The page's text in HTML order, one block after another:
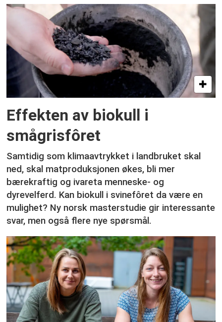
Effekten av biokull i
smågrisfôret
Samtidig som klimaavtrykket i landbruket skal
ned, skal matproduksjonen økes, bli mer
bærekraftig og ivareta menneske- og
dyrevelferd. Kan biokull i svinefôret da være en
mulighet? Ny norsk masterstudie gir interessante
svar, men også flere nye spørsmål.